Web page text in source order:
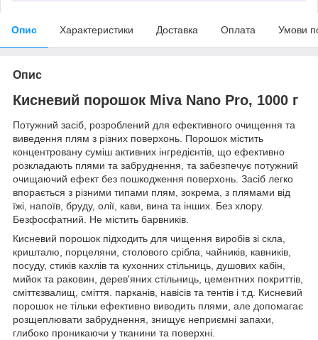
Опис Характеристики Доставка Оплата Умови
Опис
Кисневий порошок Miva Nano Pro, 1000 г
Потужний засіб, розроблений для ефективного очищення та
виведення плям з різних поверхонь. Порошок містить
концентровану суміш активних інгредієнтів, що ефективно
розкладають плями та забруднення, та забезпечує потужний
очищаючий ефект без пошкодження поверхонь. Засіб легко
впорається з різними типами плям, зокрема, з плямами від
їжі, напоїв, бруду, олії, кави, вина та інших. Без хлору.
Безфосфатний. Не містить барвників.
Кисневий порошок підходить для чищення виробів зі скла,
кришталю, порцеляни, столового срібла, чайників, кавників,
посуду, стиків кахлів та кухонних стільниць, душових кабін,
мийок та раковин, дерев'яних стільниць, цементних покриттів,
сміттєзвалищ, сміття. парканів, навісів та тентів і т.д. Кисневий
порошок не тільки ефективно виводить плями, але допомагає
розщеплювати забруднення, знищує неприємні запахи,
глибоко проникаючи у тканини та поверхні.